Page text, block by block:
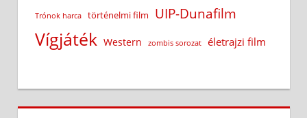
Trónok harca történelmi film UIP-Dunafilm
Vígjáték Western zombis sorozat életrajzi film